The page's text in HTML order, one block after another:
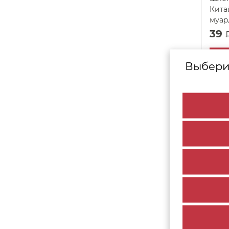
39
арт. 25108